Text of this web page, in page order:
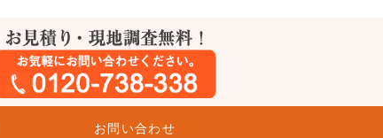
お問い合わせ